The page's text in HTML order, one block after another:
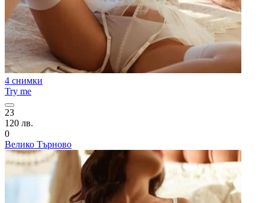
4 снимки
Try me
23
120 лв.
0
Велико Търново